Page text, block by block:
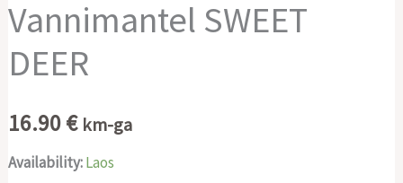
Vannimantel SWEET
DEER
16.90€ km-ga
Availability:Laos